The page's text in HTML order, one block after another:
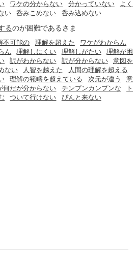
ワケの分からない 分かっていない
よく
い 呑みこめない 呑み込めない
るのが困難であるさま
不可能の 理解を超えた
ワケがわからん
ん 理解しにくい 理解しがたい
理解が困
訳がわからない 訳が分からない
意図を
ない 人智を越えた
人間の理解を超える
理解の範疇を超えている 次元が違う
意
何だが分からない チンプンカンプンな
ト
ついて行けない ぴんと来ない